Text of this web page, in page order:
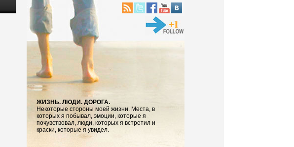
ЖИЗНЬ. ЛЮДИ. ДОРОГА.
Некоторые стороны моей жизни. Места, в
которых я побывал, эмоции, которые я
почувствовал, люди, которых я встретил и
краски, которые я увидел.